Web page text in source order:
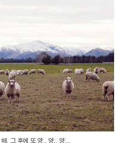
. 그 후에 또 양.. 양.. 양...